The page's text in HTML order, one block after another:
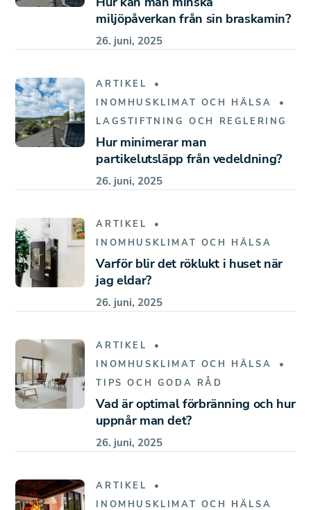
miljöpåverkan från sin braskamin?
26. juni, 2025
ARTIKEL
INOMHUSKLIMAT OCH HÄLSA
LAGSTIFTNING OCH REGLERING
Hur minimerar man
partikelutsläpp från vedeldning?
26. juni, 2025
ARTIKEL
INOMHUSKLIMAT OCH HÄLSA
Varför blir det röklukt i huset när
jag eldar?
26. juni, 2025
ARTIKEL
INOMHUSKLIMAT OCH HÄLSA
TIPS OCH GODA RÅD
Vad är optimal förbränning och hur
uppnår man det?
26. juni, 2025
ARTIKEL
INOMHUSKLIMAT OCH HÄLSA